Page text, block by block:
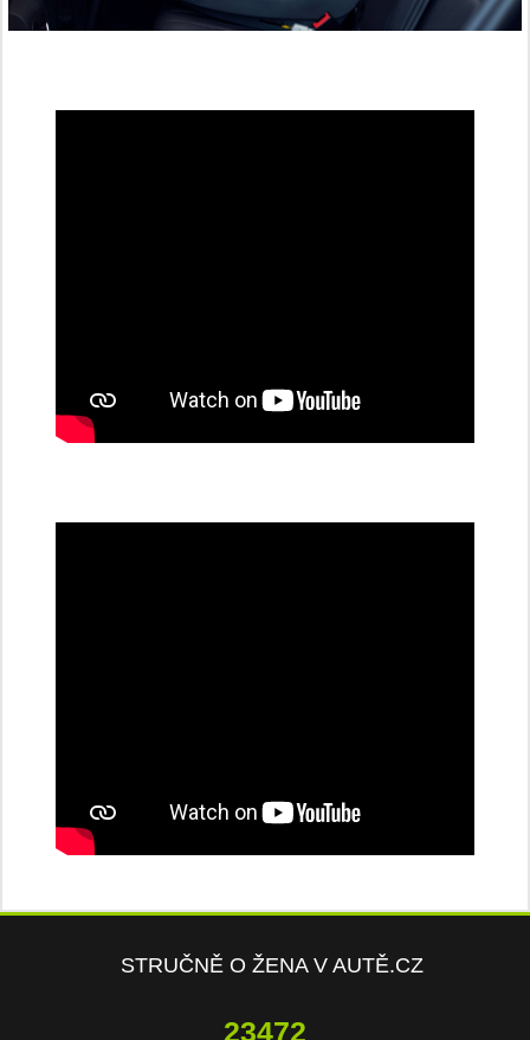
STRUČNĚ O ŽENA V AUTĚ.CZ
23472